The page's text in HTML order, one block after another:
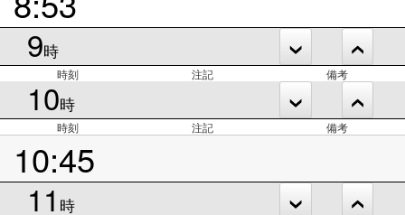
9時
時刻 注記 備考
10時
時刻 注記 備考
10:45
11 時